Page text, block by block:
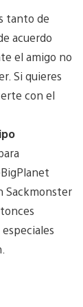
tanto de
acuerdo
el amigo no
Si quieres
con el
Sackmonster